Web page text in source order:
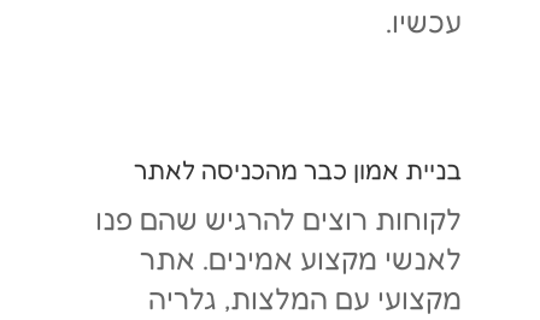
עכשיו.
בניית אמון כבר מהכניסה לאתר
לקוחות רוצים להרגיש שהם פנו
לאנשי מקצוע אמינים. אתר
מקצועי עם המלצות, גלריה